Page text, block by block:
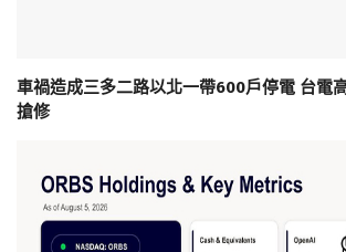
車禍造成三多二路以北一帶600戶停電 台電
搶修